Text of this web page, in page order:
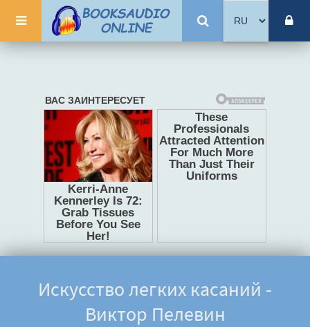
Искусство легких касаний -
Виктор Пелевин